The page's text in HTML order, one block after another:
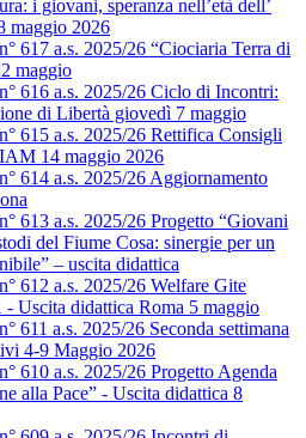
i giovani, speranza nell’età dell’
maggio 2026
617 a.s. 2025/26 “Ciociaria Terra di
maggio
616 a.s. 2025/26 Ciclo di Incontri:
di Libertà giovedì 7 maggio
615 a.s. 2025/26 Rettifica Consigli
14 maggio 2026
614 a.s. 2025/26 Aggiornamento
613 a.s. 2025/26 Progetto “Giovani
del Fiume Cosa: sinergie per un
– uscita didattica
612 a.s. 2025/26 Welfare Gite
- Uscita didattica Roma 5 maggio
611 a.s. 2025/26 Seconda settimana
4-9 Maggio 2026
610 a.s. 2025/26 Progetto Agenda
alla Pace” - Uscita didattica 8